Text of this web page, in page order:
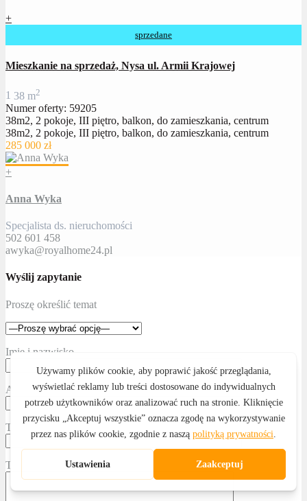
+
sprzedane
Mieszkanie na sprzedaż, Nysa ul. Armii Krajowej
1 38 m2
Numer oferty: 59205
38m2, 2 pokoje, III piętro, balkon, do zamieszkania, centrum
38m2, 2 pokoje, III piętro, balkon, do zamieszkania, centrum
285 000 zł
+
Anna Wyka
Specjalista ds. nieruchomości
502 601 458
awyka@royalhome24.pl
Wyślij zapytanie
Proszę określić temat
Imię i nazwisko
Adres email
Telefon kontaktowy
Treść wiadomości